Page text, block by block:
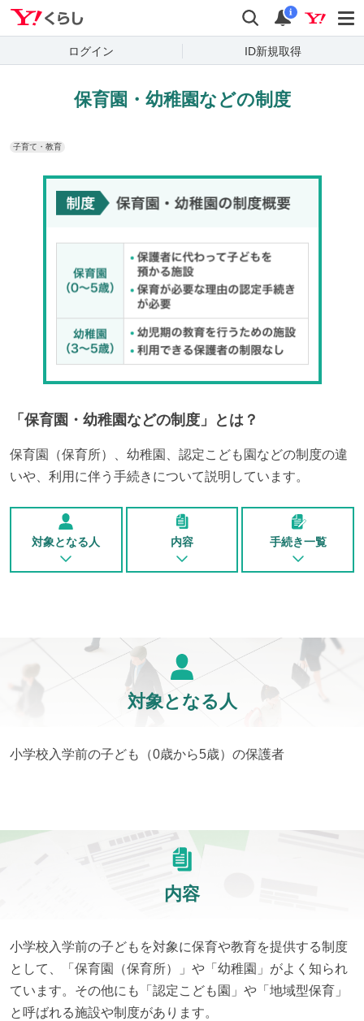
検索 通知
i
ログイン ID新規取得
保育園・幼稚園などの制度
子育て・教育
「 保育園・幼稚園などの制度 」とは？
保育園（保育所）、幼稚園、認定こども園などの制度の違
いや、利用に伴う手続きについて説明しています。
対象となる人 内容 手続き一覧
対象となる人
小学校入学前の子ども（0歳から5歳）の保護者
内容
小学校入学前の子どもを対象に保育や教育を提供する制度
として、「保育園（保育所）」や「幼稚園」がよく知られ
ています。その他にも「認定こども園」や「地域型保育」
と呼ばれる施設や制度があります。